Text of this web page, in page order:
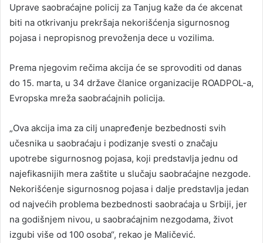
Uprave saobraćajne policij za Tanjug kaže da će akcenat
biti na otkrivanju prekršaja nekorišćenja sigurnosnog
pojasa i nepropisnog prevoženja dece u vozilima.
Prema njegovim rečima akcija će se sprovoditi od danas
do 15. marta, u 34 države članice organizacije ROADPOL-a,
Evropska mreža saobraćajnih policija.
„Ova akcija ima za cilj unapređenje bezbednosti svih
učesnika u saobraćaju i podizanje svesti o značaju
upotrebe sigurnosnog pojasa, koji predstavlja jednu od
najefikasnijih mera zaštite u slučaju saobraćajne nezgode.
Nekorišćenje sigurnosnog pojasa i dalje predstavlja jedan
od najvećih problema bezbednosti saobraćaja u Srbiji, jer
na godišnjem nivou, u saobraćajnim nezgodama, život
izgubi više od 100 osoba“, rekao je Maličević.